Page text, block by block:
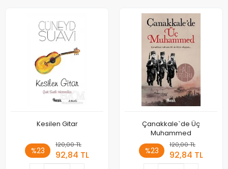
Kesilen Gitar
%23
120,00 TL
92,84 TL
Çanakkale`de Üç
Muhammed
%23
120,00 TL
92,84 TL